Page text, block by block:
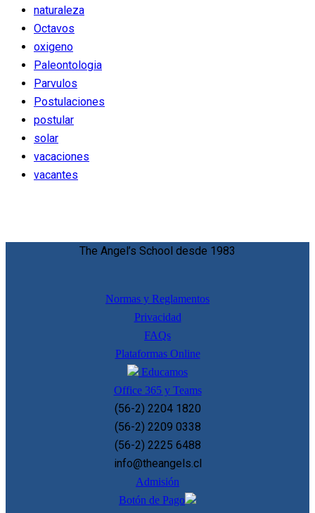
naturaleza
Octavos
oxigeno
Paleontologia
Parvulos
Postulaciones
postular
solar
vacaciones
vacantes
The Angel’s School desde 1983
Normas y Reglamentos
Privacidad
FAQs
Plataformas Online
Educamos
Office 365 y Teams
(56-2) 2204 1820
(56-2) 2209 0338
(56-2) 2225 6488
info@theangels.cl
Admisión
Botón de Pago